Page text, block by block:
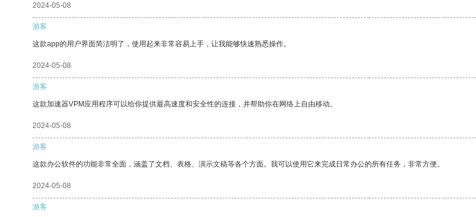
2024-05-08
游客
这款app的用户界面简洁明了，使用起来非常容易上手，让我能够快速熟悉操作。
2024-05-08
游客
这款加速器VPM应用程序可以给你提供最高速度和安全性的连接，并帮助你在网络上自由移动。
2024-05-08
游客
这款办公软件的功能非常全面，涵盖了文档、表格、演示文稿等各个方面。我可以使用它来完成日常办公的所有任务，非常方便。
2024-05-08
游客